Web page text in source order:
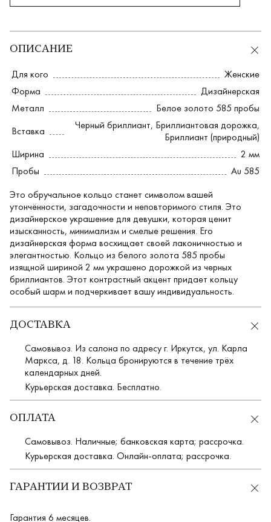
ОПИСАНИЕ
Для кого
Женские
Форма
Дизайнерская
Металл
Белое золото 585 пробы
Вставка
Черный бриллиант, Бриллиантовая дорожка,
Бриллиант (природный)
Ширина
2 мм
Пробы
Au 585
Это обручальное кольцо станет символом вашей
утончённости, загадочности и неповторимого стиля. Это
дизайнерское украшение для девушки, которая ценит
изысканность, минимализм и смелые решения. Его
дизайнерская форма восхищает своей лаконичностью и
элегантностью. Кольцо из белого золота 585 пробы
изящной шириной 2 мм украшено дорожкой из черных
бриллиантов. Этот контрастный акцент придает кольцу
особый шарм и подчеркивает вашу индивидуальность.
ДОСТАВКА
Самовывоз. Из салона по адресу г. Иркутск, ул. Карла
Маркса, д. 18. Кольца бронируются в течение трёх
календарных дней.
Курьерская доставка. Бесплатно.
ОПЛАТА
Самовывоз. Наличные; банковская карта; рассрочка.
Курьерская доставка. Онлайн-оплата; рассрочка.
ГАРАНТИИ И ВОЗВРАТ
Гарантия 6 месяцев.